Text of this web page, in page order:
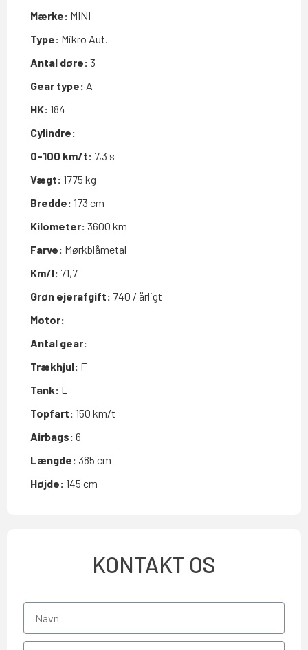
Mærke: MINI
Type: Mikro Aut.
Antal døre: 3
Gear type: A
HK: 184
Cylindre:
0-100 km/t: 7,3 s
Vægt: 1775 kg
Bredde: 173 cm
Kilometer: 3600 km
Farve: Mørkblåmetal
Km/l: 71,7
Grøn ejerafgift: 740 / årligt
Motor:
Antal gear:
Trækhjul: F
Tank: L
Topfart: 150 km/t
Airbags: 6
Længde: 385 cm
Højde: 145 cm
KONTAKT OS